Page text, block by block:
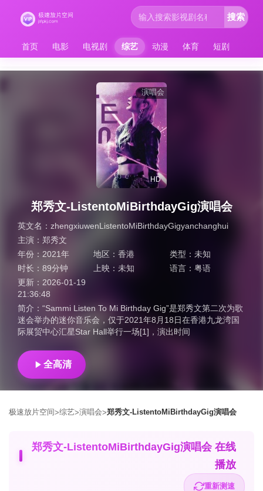
首页 电影 电视剧 综艺 动漫 体育 短剧
搜索
演唱会
HD
郑秀文-ListentoMiBirthdayGig演唱会
英文名： zhengxiuwenListentoMiBirthdayGigyanchanghui
主演： 郑秀文
年份： 2021年 地区：香港 类型： 未知
时长： 89分钟 上映：未知 语言： 粤语
更新： 2026-01-19
21:36:48
简介： “Sammi Listen To Mi Birthday Gig”是郑秀文第二次为歌
迷会举办的迷你音乐会，仅于2021年8月18日在香港九龙湾国
际展贸中心汇星Star Hall举行一场[1]，演出时间
全高清
极速放片空间>综艺>演唱会>郑秀文-ListentoMiBirthdayGig演唱会
郑秀文-ListentoMiBirthdayGig演唱会 在线
播放
重新测速